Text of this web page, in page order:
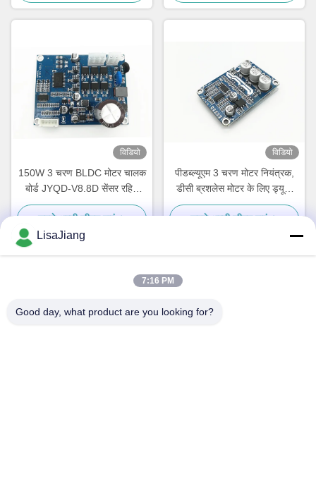
विडियो
150W 3 चरण BLDC मोटर चालक
बोर्ड JYQD-V8.8D सेंसर रहित
मोटर के लिए
सबसे अच्छी कीमत पाएं
विडियो
पीडब्ल्यूएम 3 चरण मोटर नियंत्रक,
डीसी ब्रशलेस मोटर के लिए ड्यूटी
साइकिल नियंत्रण गति नियंत्रक
सबसे अच्छी कीमत पाएं
LisaJiang
7:16 PM
Good day, what product are you looking for?